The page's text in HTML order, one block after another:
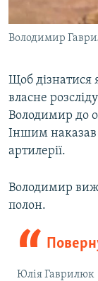
Володимир
Щоб дізнатися
власне
Володимир до
Іншим наказав
артилерії.
Володимир
полон.
Юлія Гаврилюк